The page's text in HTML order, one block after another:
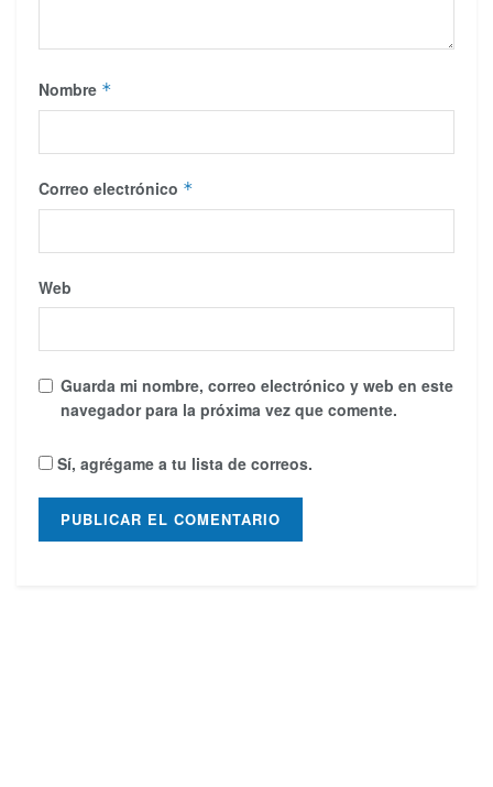
Nombre *
Correo electrónico *
Web
Guarda mi nombre, correo electrónico y web en este
navegador para la próxima vez que comente.
Sí, agrégame a tu lista de correos.